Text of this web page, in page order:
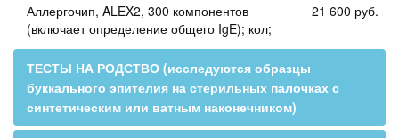
Аллергочип, ALEX2, 300 компонентов
(включает определение общего IgE); кол;
21 600 руб.
ТЕСТЫ НА РОДСТВО (исследуются образцы
буккального эпителия на стерильных палочках с
синтетическим или ватным наконечником)